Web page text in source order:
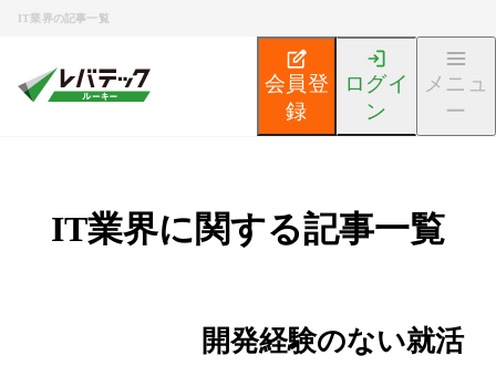
IT業界の記事一覧
会員登
録
ログイ
ン
メニュ
ー
IT業界に関する記事一覧
開発経験のない就活